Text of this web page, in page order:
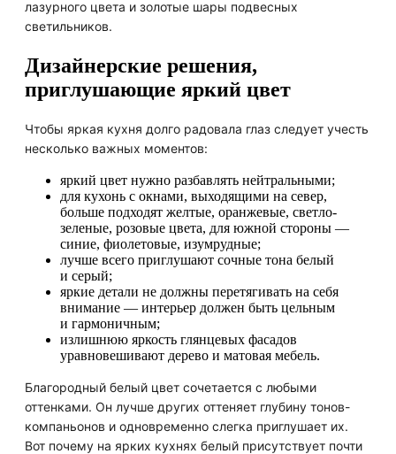
лазурного цвета и золотые шары подвесных
светильников.
Дизайнерские решения,
приглушающие яркий цвет
Чтобы яркая кухня долго радовала глаз следует учесть
несколько важных моментов:
яркий цвет нужно разбавлять нейтральными;
для кухонь с окнами, выходящими на север,
больше подходят желтые, оранжевые, светло-
зеленые, розовые цвета, для южной стороны —
синие, фиолетовые, изумрудные;
лучше всего приглушают сочные тона белый
и серый;
яркие детали не должны перетягивать на себя
внимание — интерьер должен быть цельным
и гармоничным;
излишнюю яркость глянцевых фасадов
уравновешивают дерево и матовая мебель.
Благородный белый цвет сочетается с любыми
оттенками. Он лучше других оттеняет глубину тонов-
компаньонов и одновременно слегка приглушает их.
Вот почему на ярких кухнях белый присутствует почти